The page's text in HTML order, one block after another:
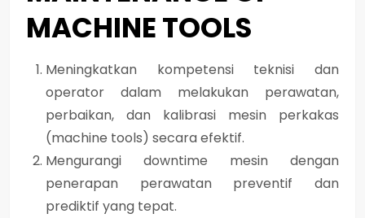
MACHINE TOOLS
Meningkatkan kompetensi teknisi dan
operator dalam melakukan perawatan,
perbaikan, dan kalibrasi mesin perkakas
(machine tools) secara efektif.
Mengurangi downtime mesin dengan
penerapan perawatan preventif dan
prediktif yang tepat.